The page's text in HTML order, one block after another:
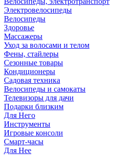
Электровелосипеды
Велосипеды
Здоровье
Массажеры
Уход за волосами и телом
Фены, стайлеры
Сезонные товары
Кондиционеры
Садовая техника
Велосипеды и самокаты
Телевизоры для дачи
Подарки близким
Для Него
Инструменты
Игровые консоли
Смарт-часы
Для Нее